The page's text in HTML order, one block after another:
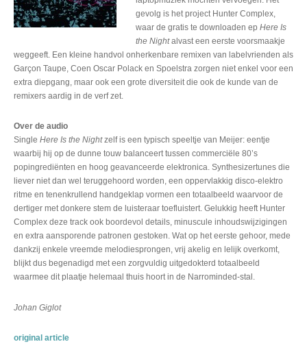
gevolg is het project Hunter Complex,
waar de gratis te downloaden ep Here Is
the Nightalvast een eerste voorsmaakje
weggeeft. Een kleine handvol onherkenbare remixen van labelvrienden als
Garçon Taupe, Coen Oscar Polack en Spoelstra zorgen niet enkel voor een
extra diepgang, maar ook een grote diversiteit die ook de kunde van de
remixers aardig in de verf zet.
Over de audio
Single Here Is the Nightzelf is een typisch speeltje van Meijer: eentje
waarbij hij op de dunne touw balanceert tussen commerciële 80’s
popingrediënten en hoog geavanceerde elektronica. Synthesizertunes die
liever niet dan wel teruggehoord worden, een oppervlakkig disco-elektro
ritme en tenenkrullend handgeklap vormen een totaalbeeld waarvoor de
dertiger met donkere stem de luisteraar toefluistert. Gelukkig heeft Hunter
Complex deze track ook boordevol details, minuscule inhoudswijzigingen
en extra aansporende patronen gestoken. Wat op het eerste gehoor, mede
dankzij enkele vreemde melodiesprongen, vrij akelig en lelijk overkomt,
blijkt dus begenadigd met een zorgvuldig uitgedokterd totaalbeeld
waarmee dit plaatje helemaal thuis hoort in de Narrominded-stal.
Johan Giglot
original article